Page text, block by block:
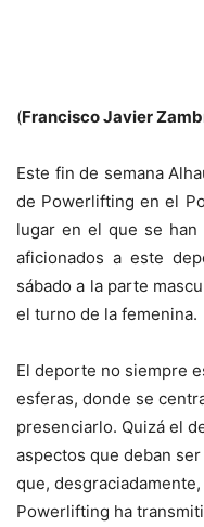
(Francisco Javier
Este fin de semana
de Powerlifting en el
lugar en el que se han
aficionados a este
sábado a la parte
el turno de la femenina.
El deporte no siempre
esferas, donde se
presenciarlo. Quizá el
aspectos que deban
que,
Powerlifting ha